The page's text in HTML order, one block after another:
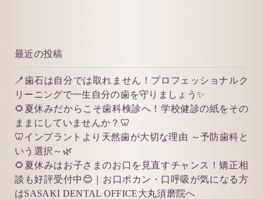
最近の投稿
🪥歯石は自分では取れません！プロフェッショナルク
リーニングで一生自分の歯を守りましょう✨
🌻夏休みだからこそ歯科検診へ！学校健診の紙をその
ままにしていませんか？🦷
🦷インプラントより天然歯が大切な理由 ～予防歯科と
いう選択～🌿
🌻夏休みはお子さまのお口を見直すチャンス！矯正相
談も好評受付中😊｜お口ポカン・口呼吸が気になる方
はSASAKI DENTAL OFFICE大丸須磨院へ